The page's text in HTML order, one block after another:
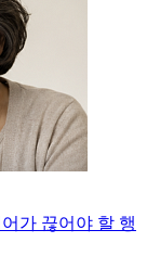
가 끊어야 할 행